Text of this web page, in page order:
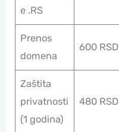
e .RS
Prenos
domena
600 RSD
Zaštita
privatnosti
(1 godina)
480 RSD